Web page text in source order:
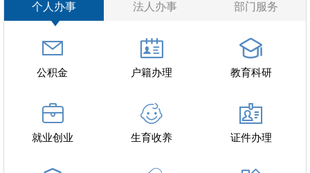
个人办事 法人办事 部门服务
公积金 户籍办理 教育科研
就业创业 生育收养 证件办理